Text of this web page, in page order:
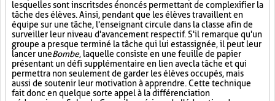
lesquelles sont inscrits des énoncés permettant de complexifier la
tâche des élèves. Ainsi, pendant que les élèves travaillent en
équipe sur une tâche, l'enseignant circule dans la classe afin de
surveiller leur niveau d'avancement respectif. S'il remarque qu'un
groupe a presque terminé la tâche qui lui est assignée, il peut leur
lancer uneBombe, laquelle consiste en une feuille de papier
présentant un défi supplémentaire en lien avec la tâche et qui
permettra non seulement de garder les élèves occupés, mais
aussi de soutenir leur motivation à apprendre. Cette technique
fait donc en quelque sorte appel à la différenciation